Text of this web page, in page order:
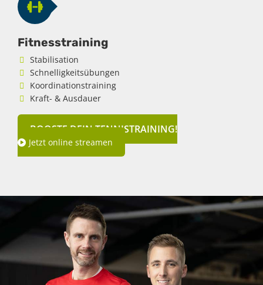
Fitnesstraining
Stabilisation
Schnelligkeitsübungen
Koordinationstraining
Kraft- & Ausdauer
BOOSTE DEIN TENNISTRAINING!
Jetzt online streamen